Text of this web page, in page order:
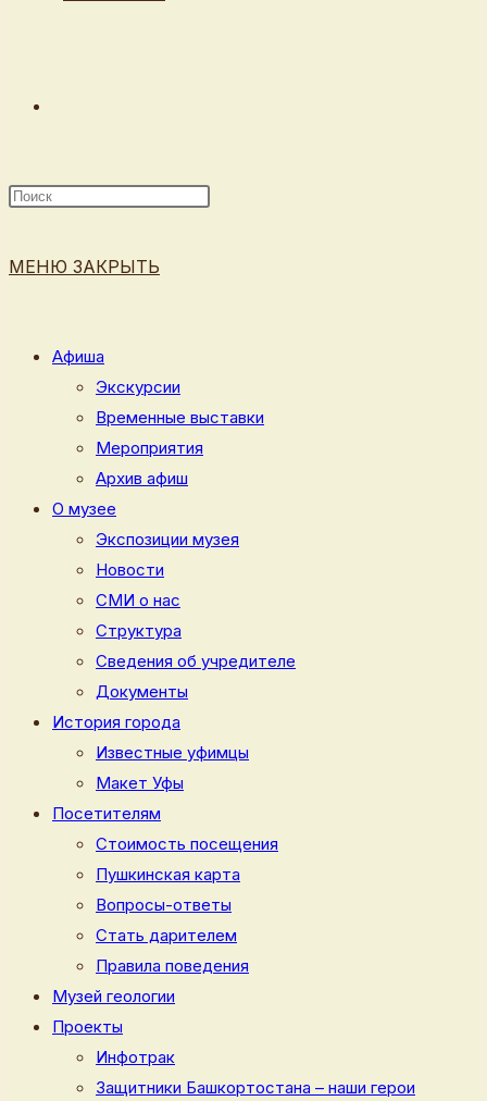
ВЕБ-
МЕНЮ ЗАКРЫТЬ
Афиша
Экскурсии
Временные выставки
Мероприятия
Архив афиш
О музее
Экспозиции музея
Новости
СМИ о нас
Структура
Сведения об учредителе
Документы
История города
Известные уфимцы
Макет Уфы
Посетителям
Стоимость посещения
Пушкинская карта
Вопросы-ответы
Стать дарителем
Правила поведения
Музей геологии
Проекты
Инфотрак
Защитники Башкортостана – наши герои